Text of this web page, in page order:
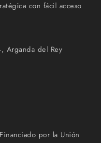
con fácil acceso
Arganda del Rey